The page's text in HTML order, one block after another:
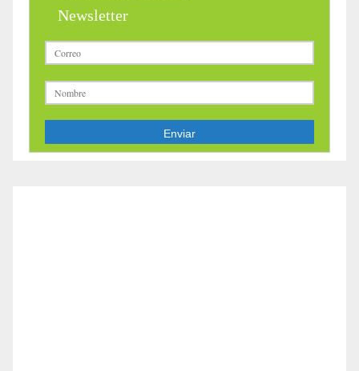
Newsletter